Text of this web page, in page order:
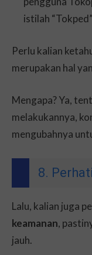
istilah
Perlu kalian
merupakan hal
Mengapa? Ya,
melakukannya,
mengubahnya
8.
Lalu, kalian juga
keamanan,
jauh.